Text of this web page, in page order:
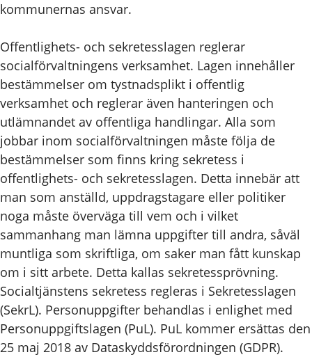
kommunernas ansvar.
Offentlighets- och sekretesslagen reglerar
socialförvaltningens verksamhet. Lagen innehåller
bestämmelser om tystnadsplikt i offentlig
verksamhet och reglerar även hanteringen och
utlämnandet av offentliga handlingar. Alla som
jobbar inom socialförvaltningen måste följa de
bestämmelser som finns kring sekretess i
offentlighets- och sekretesslagen. Detta innebär att
man som anställd, uppdragstagare eller politiker
noga måste överväga till vem och i vilket
sammanhang man lämna uppgifter till andra, såväl
muntliga som skriftliga, om saker man fått kunskap
om i sitt arbete. Detta kallas sekretessprövning.
Socialtjänstens sekretess regleras i Sekretesslagen
(SekrL). Personuppgifter behandlas i enlighet med
Personuppgiftslagen (PuL). PuL kommer ersättas den
25 maj 2018 av Dataskyddsförordningen (GDPR).